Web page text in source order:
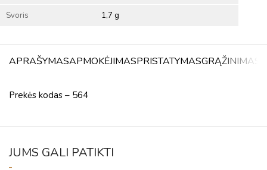
Svoris 1,7 g
APRAŠYMASAPMOKĖJIMASPRISTATYMASGRĄŽINIMAS
Prekės kodas – 564
JUMS GALI PATIKTI